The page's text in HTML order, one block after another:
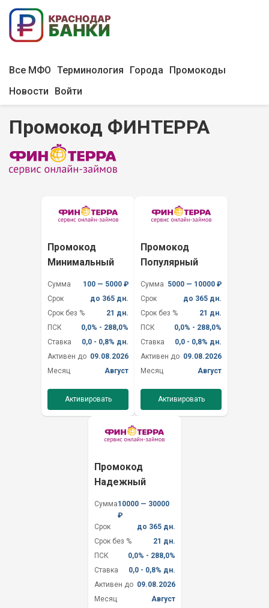
Все МФО Терминология Города
Промокоды
Новости
Войти
Промокод ФИНТЕРРА
Промокод
Минимальный
Сумма
100 — 5000 ₽
Срок
до 365 дн.
Срок без %
21 дн.
ПСК
0,0% - 288,0%
Ставка
0,0 - 0,8% дн.
Активен до 09.08.2026
Месяц
Август
Активировать
Промокод
Популярный
Сумма 5000 — 10000 ₽
Срок
до 365 дн.
Срок без %
21 дн.
ПСК
0,0% - 288,0%
Ставка
0,0 - 0,8% дн.
Активен до 09.08.2026
Месяц
Август
Активировать
Промокод
Надежный
Сумма10000 — 30000
₽
Срок
до 365 дн.
Срок без %
21 дн.
ПСК
0,0% - 288,0%
Ставка
0,0 - 0,8% дн.
Активен до 09.08.2026
Месяц
Август